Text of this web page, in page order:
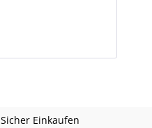
Sicher Einkaufen